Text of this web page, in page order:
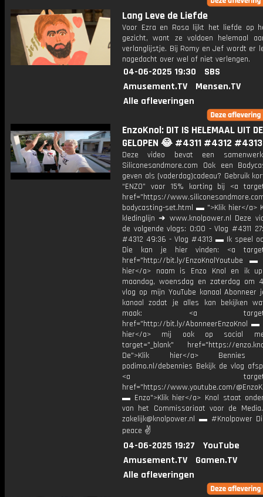
Lang Leve de Liefde
Voor Ezra en Rosa lijkt het liefde op
gezicht, want ze voldoen helemaal
verlanglijstje. Bij Romy en Jef wordt er
nagedacht over wel of niet verlengen.
04-06-2025 19:30
SBS
Amusement.TV
Mensen.TV
Alle afleveringen
EnzoKnol: DIT IS HELEMAAL UIT
GELOPEN 😂 #4311 #4312 #4313
Deze video bevat een
Siliconesandmore.com Ook een
geven als (vaderdag)cadeau? Gebruik
“ENZO” voor 15% korting bij <a
href="https://
bodycasting-set.html ▬ ">Klik hier</a>
kledinglijn ➜ www.knolpower.nl Deze
de volgende vlogs: 0:00 - Vlog #4311
#4312 49:36 - Vlog #4313 ▬ Ik speel
Die kan je hier vinden: <a
href="http://bit.ly/EnzoKnolYoutube ▬
hier</a> naam is Enzo Knol en ik
maandag, woensdag en zaterdag om
vlog op mijn YouTube kanaal Abonneer
kanaal zodat je alles kan bekijken
maak: <a
href="http://bit.ly/AbonneerEnzoKnol ▬
hier</a> mij ook op social
target="_blank" href="https://
De">Klik hier</a> Bennies
podimo.nl/debennies Bekijk de vlog
<a
href="https://www.youtube.com/
▬ Enzo">Klik hier</a> Knol staat
van het Commissariaat voor de
zakelijk@knolpower.nl ▬ #Knolpower
peace ✌
04-06-2025 19:27
YouTube
Amusement.TV
Gamen.TV
Alle afleveringen